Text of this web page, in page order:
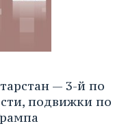
— 3-й по
подвижки по